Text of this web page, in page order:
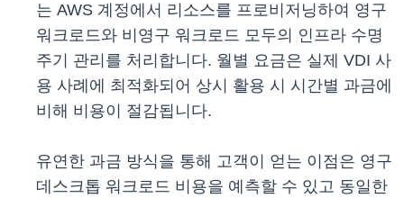
는 AWS 계정에서 리소스를 프로비저닝하여 영구
워크로드와 비영구 워크로드 모두의 인프라 수명
주기 관리를 처리합니다. 월별 요금은 실제 VDI 사
용 사례에 최적화되어 상시 활용 시 시간별 과금에
비해 비용이 절감됩니다.
유연한 과금 방식을 통해 고객이 얻는 이점은 영구
데스크톱 워크로드 비용을 예측할 수 있고 동일한